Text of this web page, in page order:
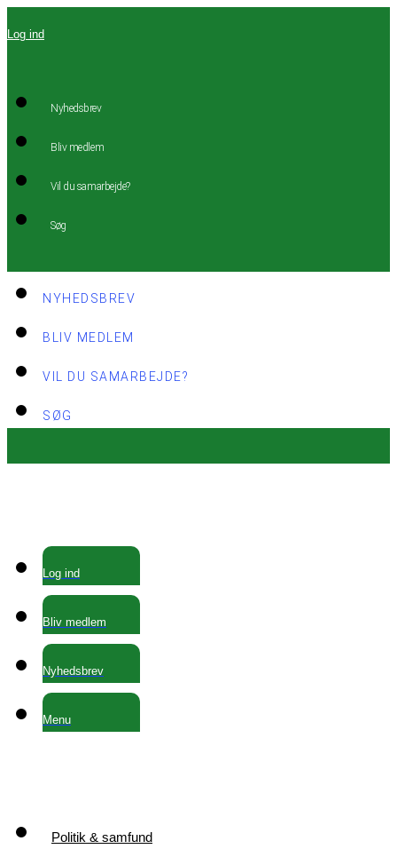
Videre
indhold
Log ind
Nyhedsbrev
Bliv medlem
Vil du samarbejde?
Søg
NYHEDSBREV
BLIV MEDLEM
VIL DU SAMARBEJDE?
SØG
Log ind
Bliv medlem
Nyhedsbrev
Menu
Politik & samfund